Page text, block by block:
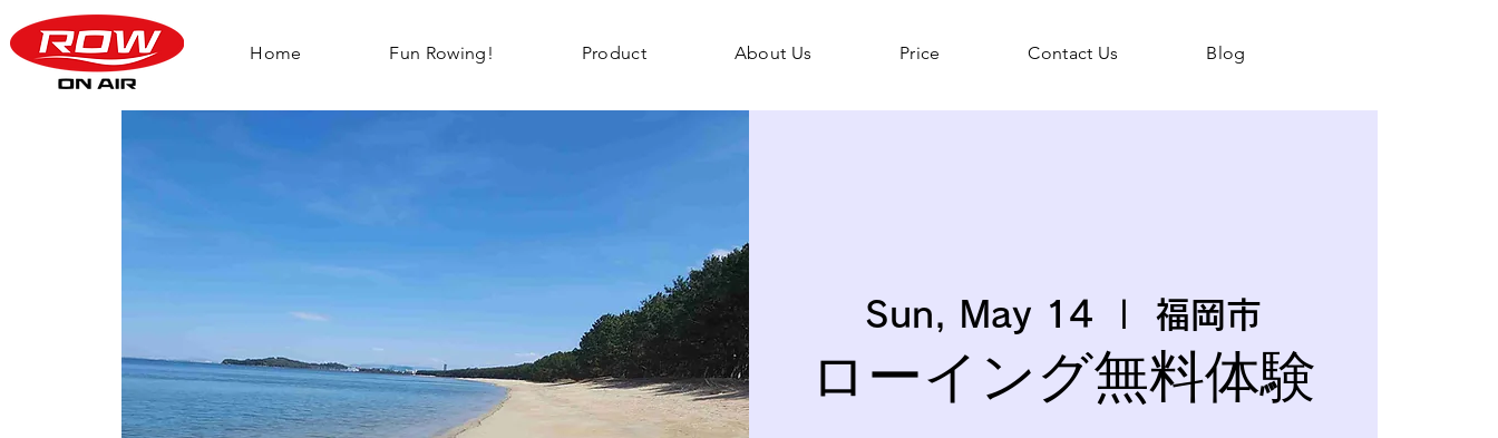
Home Fun Rowing! Product About Us Price Contact Us Blog
Sun, May 14 福岡市
ローイング無料体験